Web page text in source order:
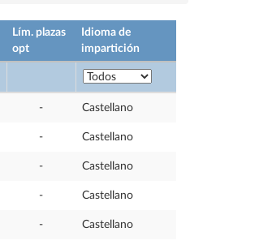
Lím. plazas
opt
Idioma de
impartición
- Castellano
- Castellano
- Castellano
- Castellano
- Castellano